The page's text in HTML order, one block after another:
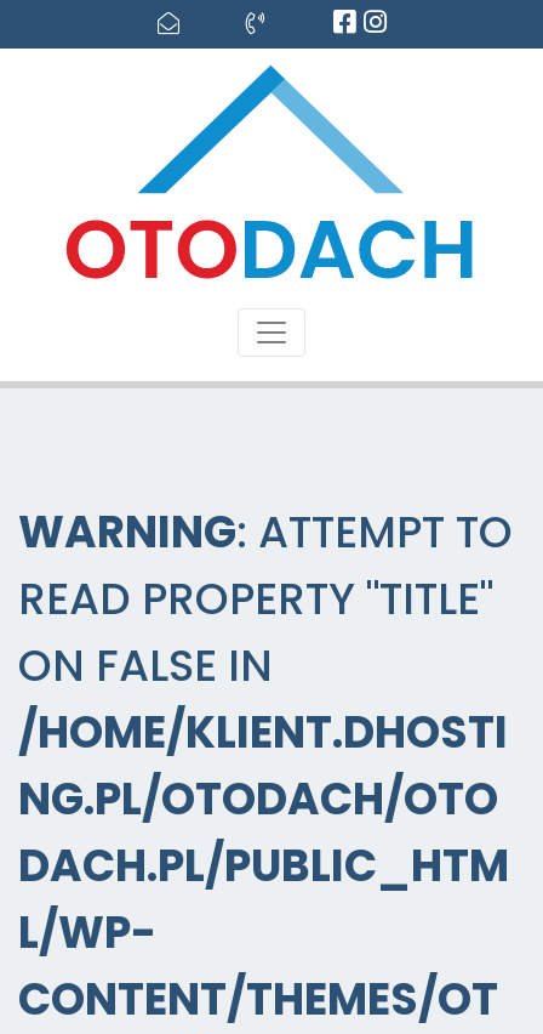
WARNING: ATTEMPT TO
READ PROPERTY "TITLE"
ON FALSE IN
/HOME/KLIENT.DHOSTI
NG.PL/OTODACH/OTO
DACH.PL/PUBLIC_HTM
L/WP-
CONTENT/THEMES/OT